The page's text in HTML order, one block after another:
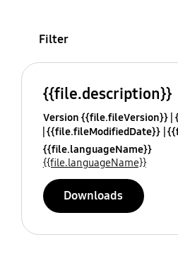
Filter
{{file.description}}
Version {{file.fileVersion}}
{{file.fileModifiedDate}}
{{file.languageName}}
{{file.languageName}}
Downloads